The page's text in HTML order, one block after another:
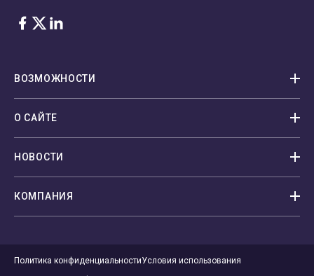
Facebook
Twitter
LinkedIn
ВОЗМОЖНОСТИ
О САЙТЕ
НОВОСТИ
КОМПАНИЯ
Политика конфиденциальностиУсловия использования